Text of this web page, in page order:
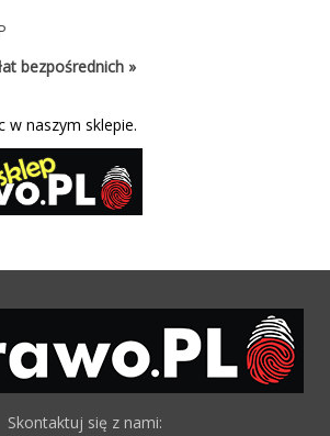
bezpośrednich »
w naszym sklepie.
Skontaktuj się z nami: